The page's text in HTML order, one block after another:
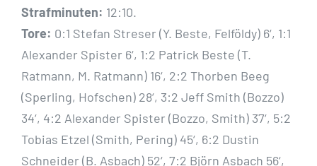
Strafminuten: 12:10.
Tore: 0:1 Stefan Streser (Y. Beste, Felföldy) 6‘, 1:1
Alexander Spister 6‘, 1:2 Patrick Beste (T.
Ratmann, M. Ratmann) 16‘, 2:2 Thorben Beeg
(Sperling, Hofschen) 28‘, 3:2 Jeff Smith (Bozzo)
34‘, 4:2 Alexander Spister (Bozzo, Smith) 37‘, 5:2
Tobias Etzel (Smith, Pering) 45‘, 6:2 Dustin
Schneider (B. Asbach) 52‘, 7:2 Björn Asbach 56‘,